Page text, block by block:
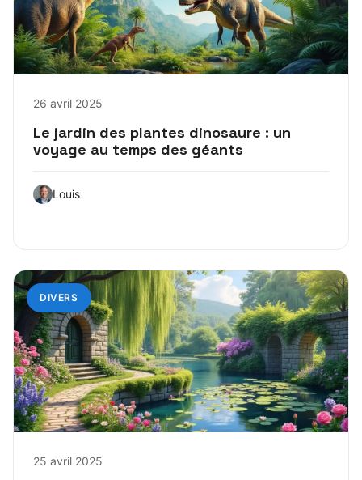
26 avril 2025
Le jardin des plantes dinosaure : un
voyage au temps des géants
Louis
DIVERS
25 avril 2025